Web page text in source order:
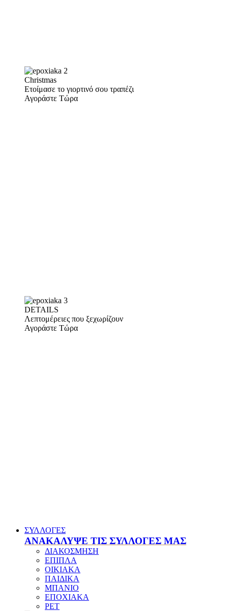
Christmas
Ετοίμασε το γιορτινό σου τραπέζι
Αγοράστε Τώρα
DETAILS
Λεπτομέρειες που ξεχωρίζουν
Αγοράστε Τώρα
ΣΥΛΛΟΓΕΣ
ΑΝΑΚΑΛΥΨΕ ΤΙΣ ΣΥΛΛΟΓΕΣ ΜΑΣ
ΔΙΑΚΟΣΜΗΣΗ
ΕΠΙΠΛΑ
ΟΙΚΙΑΚΑ
ΠΑΙΔΙΚΑ
ΜΠΑΝΙΟ
ΕΠΟΧΙΑΚΑ
PET